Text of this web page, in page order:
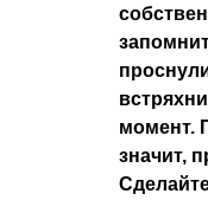
момент.
значит,